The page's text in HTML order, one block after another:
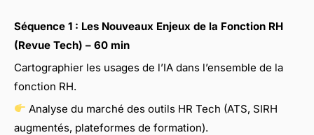
Séquence 1 : Les Nouveaux Enjeux de la Fonction RH
(Revue Tech) – 60 min
Cartographier les usages de l’IA dans l’ensemble de la
fonction RH.
Analyse du marché des outils HR Tech (ATS, SIRH
augmentés, plateformes de formation).